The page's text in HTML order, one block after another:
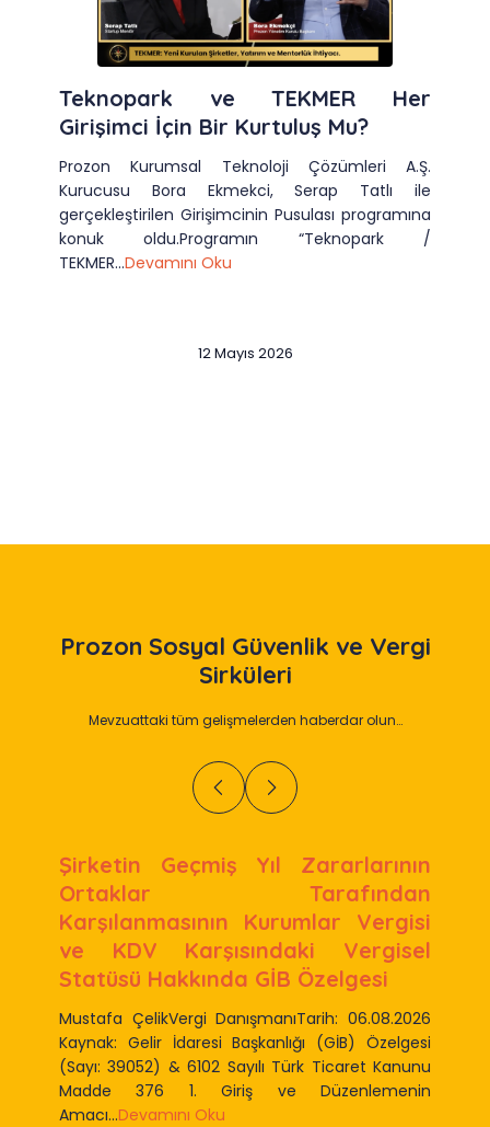
Teknopark ve TEKMER Her
Girişimci İçin Bir Kurtuluş Mu?
Prozon Kurumsal Teknoloji Çözümleri A.Ş.
Kurucusu Bora Ekmekci, Serap Tatlı ile
gerçekleştirilen Girişimcinin Pusulası programına
konuk oldu.Programın “Teknopark /
TEKMER...Devamını Oku
12 Mayıs 2026
Prozon Sosyal Güvenlik ve Vergi
Sirküleri
Mevzuattaki tüm gelişmelerden haberdar olun…
Şirketin Geçmiş Yıl Zararlarının
Ortaklar Tarafından
Karşılanmasının Kurumlar Vergisi
ve KDV Karşısındaki Vergisel
Statüsü Hakkında GİB Özelgesi
Mustafa ÇelikVergi DanışmanıTarih: 06.08.2026
Kaynak: Gelir İdaresi Başkanlığı (GİB) Özelgesi
(Sayı: 39052) & 6102 Sayılı Türk Ticaret Kanunu
Madde 376 1. Giriş ve Düzenlemenin
Amacı...Devamını Oku